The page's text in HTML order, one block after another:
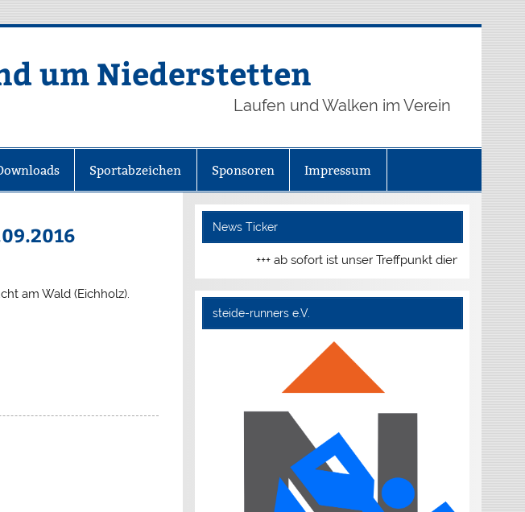
um Niederstetten
Laufen und Walken im Verein
Sportabzeichen Sponsoren Impressum
am Wald (Eichholz).
News Ticker
+++ ab sofort ist unser Treffpunkt dienstags und
steide-runners e.V.